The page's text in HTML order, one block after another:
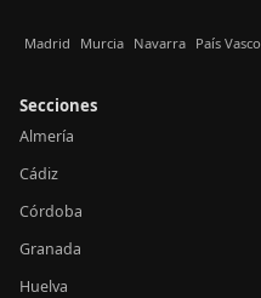
Madrid Murcia Navarra País Vasco
Secciones
Almería
Cádiz
Córdoba
Granada
Huelva